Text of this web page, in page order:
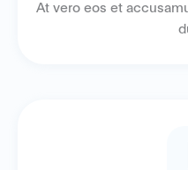
At vero eos et